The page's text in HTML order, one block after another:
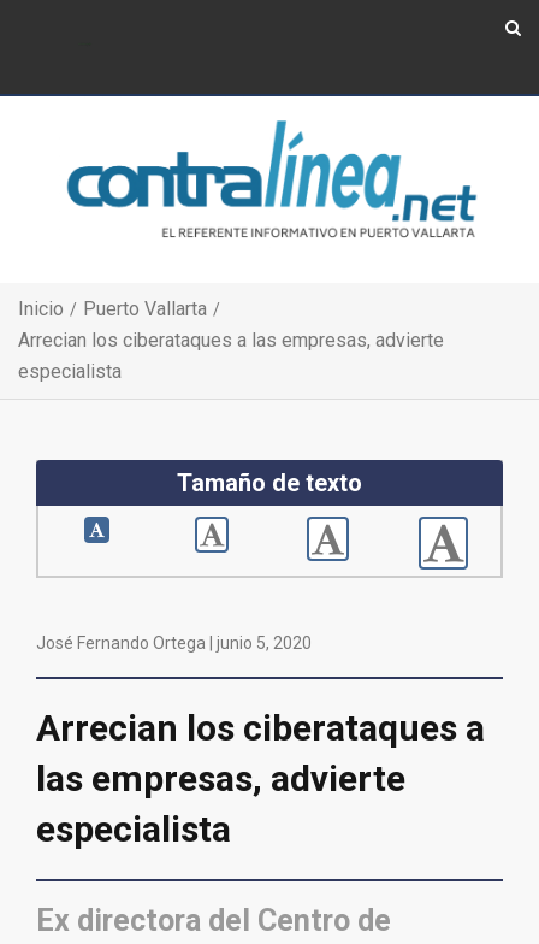
Inicio
Puerto Vallarta
Arrecian los ciberataques a las empresas, advierte
especialista
Tamaño de texto
José Fernando Ortega | junio 5, 2020
Arrecian los ciberataques a
las empresas, advierte
especialista
Ex directora del Centro de